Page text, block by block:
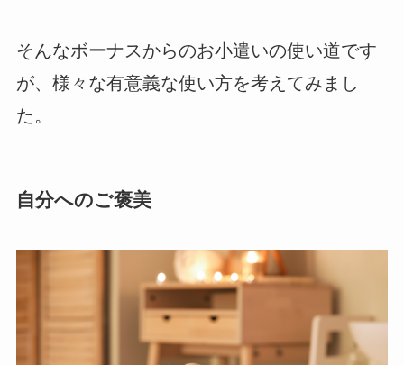
そんなボーナスからのお小遣いの使い道です
が、様々な有意義な使い方を考えてみまし
た。
自分へのご褒美